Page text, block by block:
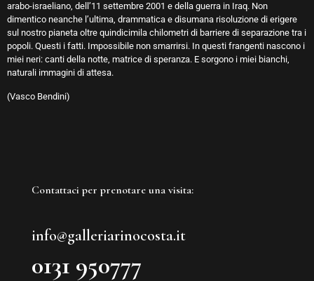
arabo-israeliano, dell’11 settembre 2001 e della guerra in Iraq. Non
dimentico neanche l’ultima, drammatica e disumana risoluzione di erigere
sul nostro pianeta oltre quindicimila chilometri di barriere di separazione tra i
popoli. Questi i fatti. Impossibile non smarrirsi. In questi frangenti nascono i
miei neri: canti della notte, matrice di speranza. E sorgono i miei bianchi,
naturali immagini di attesa.
(Vasco Bendini)
Contattaci per prenotare una visita:
info@galleriarinocosta.it
0131 950777